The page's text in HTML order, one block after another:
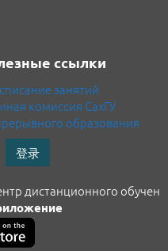
ссылки
занятий
комиссия СахГУ
образования
登录
дистанционного